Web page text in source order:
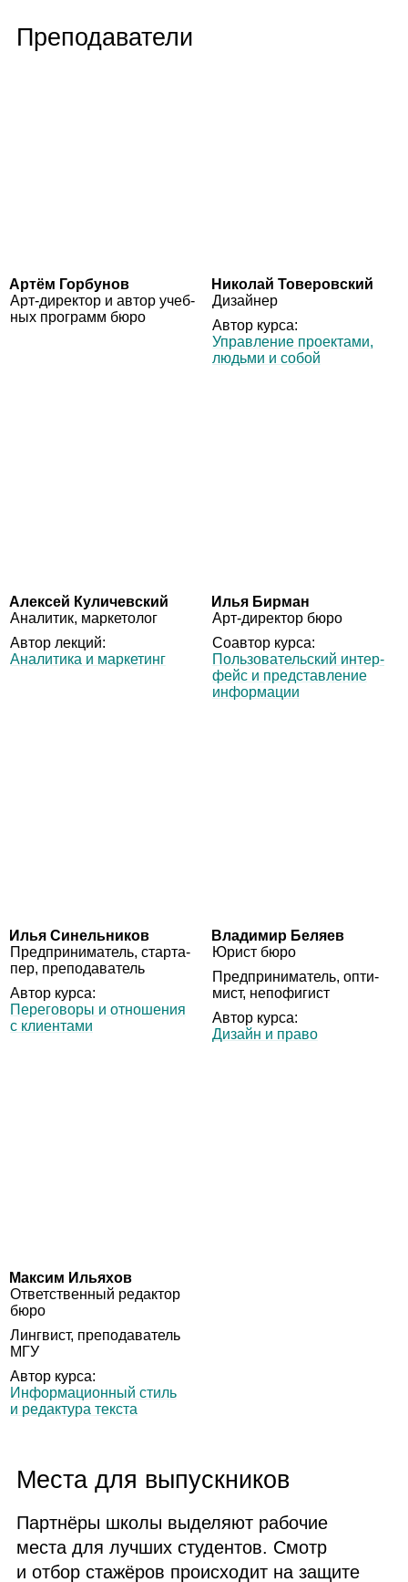
Преподаватели
Артём Горбунов
Арт‑дирек­тор и автор учеб­
ных про­грамм бюро
Николай Товеровский
Дизай­нер
Автор курса:
Управ­ле­ние про­ек­тами,
людьми и собой
Алексей Куличевский
Ана­ли­тик, маркетолог
Автор лек­ций:
Ана­ли­тика и маркетинг
Илья Бирман
Арт‑дирек­тор бюро
Соав­тор курса:
Поль­зо­ва­тель­ский интер­
фейс и пред­став­ле­ние
информации
Илья Синельников
Пред­при­ни­ма­тель, стар­та­
пер, преподаватель
Автор курса:
Пере­го­воры и отно­ше­ния
с клиентами
Владимир Беляев
Юрист бюро
Пред­при­ни­ма­тель, опти­
мист, непофигист
Автор курса:
Дизайн и право
Максим Ильяхов
Ответ­ствен­ный редак­тор
бюро
Линг­вист, пре­по­да­ва­тель
МГУ
Автор курса:
Инфор­ма­ци­он­ный стиль
и редак­тура текста
Места для выпускников
Партнёры школы выделяют рабочие
места для лучших студентов. Смотр
и отбор стажёров происходит на защите